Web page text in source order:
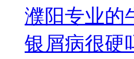
濮阳专业的
银屑病很硬